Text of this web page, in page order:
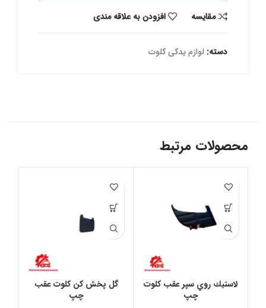
مقايسه
افزودن به علاقه مندی
دسته: لوازم یدکی کلوت
محصولات مرتبط
لاستيك روي سپر عقب كلوت
چپ
گل پخش کن کلوت عقب
چپ